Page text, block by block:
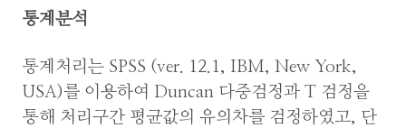
통계분석
통계처리는 SPSS (ver. 12.1, IBM, New York,
USA)를 이용하여 Duncan 다중검정과 T 검정을
통해 처리구간 평균값의 유의차를 검정하였고, 단